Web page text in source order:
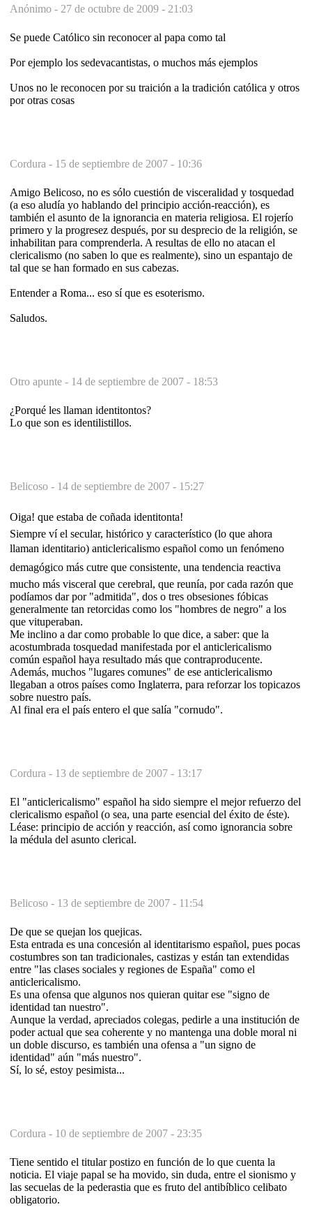
Anónimo - 27 de octubre de 2009 - 21:03
Se puede Católico sin reconocer al papa como tal
Por ejemplo los sedevacantistas, o muchos más ejemplos
Unos no le reconocen por su traición a la tradición católica y otros
por otras cosas
Cordura - 15 de septiembre de 2007 - 10:36
Amigo Belicoso, no es sólo cuestión de visceralidad y tosquedad
(a eso aludía yo hablando del principio acción-reacción), es
también el asunto de la ignorancia en materia religiosa. El rojerío
primero y la progresez después, por su desprecio de la religión, se
inhabilitan para comprenderla. A resultas de ello no atacan el
clericalismo (no saben lo que es realmente), sino un espantajo de
tal que se han formado en sus cabezas.
Entender a Roma... eso sí que es esoterismo.
Saludos.
Otro apunte - 14 de septiembre de 2007 - 18:53
¿Porqué les llaman identitontos?
Lo que son es identilistillos.
Belicoso - 14 de septiembre de 2007 - 15:27
Oiga! que estaba de coñada identitonta!
Siempre ví el secular, histórico y característico (lo que ahora
llaman identitario) anticlericalismo español como un fenómeno
demagógico más cutre que consistente, una tendencia reactiva
mucho más visceral que cerebral, que reunía, por cada razón que
podíamos dar por "admitida", dos o tres obsesiones fóbicas
generalmente tan retorcidas como los "hombres de negro" a los
que vituperaban.
Me inclino a dar como probable lo que dice, a saber: que la
acostumbrada tosquedad manifestada por el anticlericalismo
común español haya resultado más que contraproducente.
Además, muchos "lugares comunes" de ese anticlericalismo
llegaban a otros países como Inglaterra, para reforzar los topicazos
sobre nuestro país.
Al final era el país entero el que salía "cornudo".
Cordura - 13 de septiembre de 2007 - 13:17
El "anticlericalismo" español ha sido siempre el mejor refuerzo del
clericalismo español (o sea, una parte esencial del éxito de éste).
Léase: principio de acción y reacción, así como ignorancia sobre
la médula del asunto clerical.
Belicoso - 13 de septiembre de 2007 - 11:54
De que se quejan los quejicas.
Esta entrada es una concesión al identitarismo español, pues pocas
costumbres son tan tradicionales, castizas y están tan extendidas
entre "las clases sociales y regiones de España" como el
anticlericalismo.
Es una ofensa que algunos nos quieran quitar ese "signo de
identidad tan nuestro".
Aunque la verdad, apreciados colegas, pedirle a una institución de
poder actual que sea coherente y no mantenga una doble moral ni
un doble discurso, es también una ofensa a "un signo de
identidad" aún "más nuestro".
Sí, lo sé, estoy pesimista...
Cordura - 10 de septiembre de 2007 - 23:35
Tiene sentido el titular postizo en función de lo que cuenta la
noticia. El viaje papal se ha movido, sin duda, entre el sionismo y
las secuelas de la pederastia que es fruto del antibíblico celibato
obligatorio.